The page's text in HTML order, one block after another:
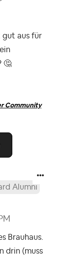
gut aus für
🤔
Community
Alumni
Brauhaus.
drin (muss